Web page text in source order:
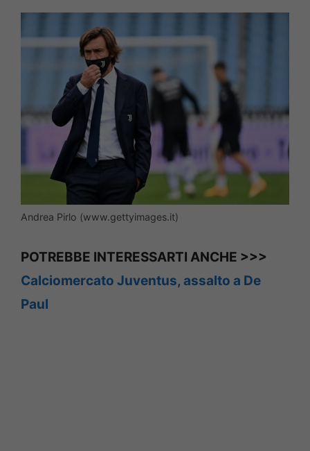
Andrea Pirlo (www.gettyimages.it)
POTREBBE INTERESSARTI ANCHE >>>
Calciomercato Juventus, assalto a De
Paul